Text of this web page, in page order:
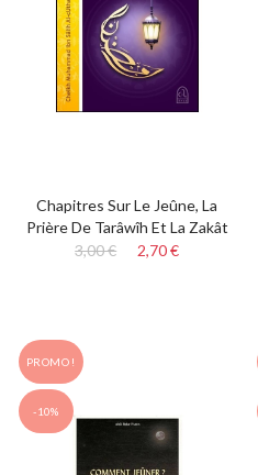
Chapitres Sur Le Jeûne, La
Prière De Tarâwîh Et La Zakât
3,00 €
2,70 €
PROMO !
-10%